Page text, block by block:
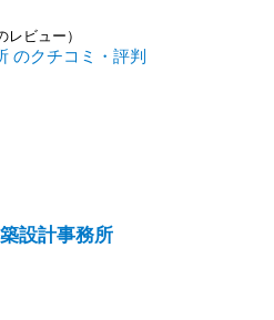
レビュー）
のクチコミ・評判
設計事務所